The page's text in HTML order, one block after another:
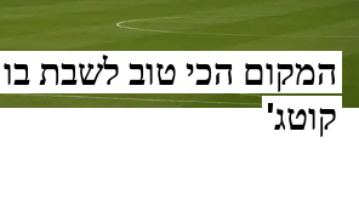
המקום הכי טוב לשבת בו
קוטג'